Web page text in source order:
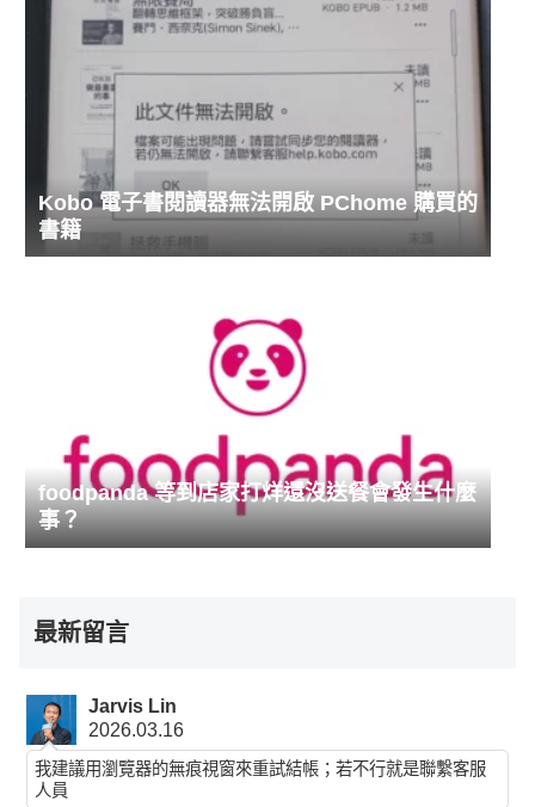
Kobo 電子書閱讀器無法開啟 PChome 購買的
書籍
foodpanda 等到店家打烊還沒送餐會發生什麼
事？
最新留言
Jarvis Lin
2026.03.16
我建議用瀏覽器的無痕視窗來重試結帳；若不行就是聯繫客服
人員